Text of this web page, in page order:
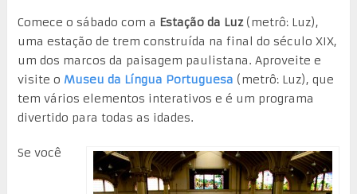
Comece o sábado com a Estação da Luz(metrô: Luz),
uma estação de trem construída na final do século XIX,
um dos marcos da paisagem paulistana. Aproveite e
visite o Museu da Língua Portuguesa (metrô: Luz), que
tem vários elementos interativos e é um programa
divertido para todas as idades.
Se você